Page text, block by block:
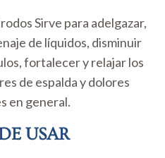
Sirve para adelgazar,
de líquidos, disminuir
fortalecer y relajar los
de espalda y dolores
en general.
USAR